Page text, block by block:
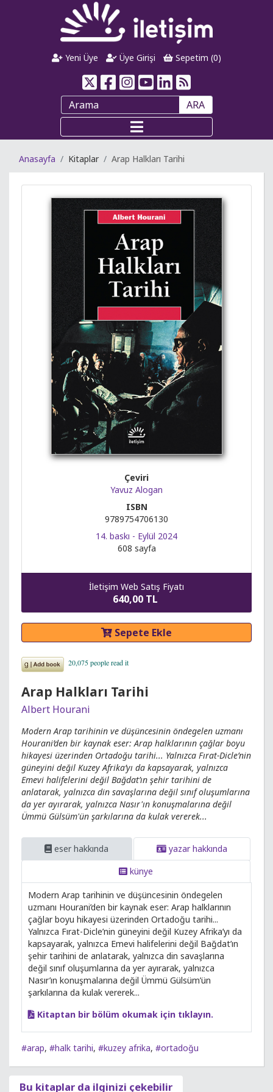
Yeni Üye Üye Girişi Sepetim (0)
ARA
Anasayfa Kitaplar Arap Halkları Tarihi
Çeviri
Yavuz Alogan
ISBN
9789754706130
14. baskı - Eylül 2024
608 sayfa
İletişim Web Satış Fiyatı
640,00 TL
Sepete Ekle
Arap Halkları Tarihi
Albert Hourani
Modern Arap tarihinin ve düşüncesinin öndegelen uzmanı
Hourani’den bir kaynak eser: Arap halklarının çağlar boyu
hikayesi üzerinden Ortadoğu tarihi... Yalnızca Fırat-Dicle’nin
güneyini değil Kuzey Afrika’yı da kapsayarak, yalnızca
Emevi halifelerini değil Bağdat’ın şehir tarihini de
anlatarak, yalnızca din savaşlarına değil sınıf oluşumlarına
da yer ayırarak, yalnızca Nasır'ın konuşmalarına değil
Ümmü Gülsüm'ün şarkılarına da kulak vererek...
eser hakkında
yazar hakkında
künye
Modern Arap tarihinin ve düşüncesinin öndegelen
uzmanı Hourani’den bir kaynak eser: Arap halklarının
çağlar boyu hikayesi üzerinden Ortadoğu tarihi...
Yalnızca Fırat-Dicle’nin güneyini değil Kuzey Afrika’yı da
kapsayarak, yalnızca Emevi halifelerini değil Bağdat’ın
şehir tarihini de anlatarak, yalnızca din savaşlarına
değil sınıf oluşumlarına da yer ayırarak, yalnızca
Nasır’ın konuşmalarına değil Ümmü Gülsüm’ün
şarkılarına da kulak vererek...
Kitaptan bir bölüm okumak için tıklayın.
#arap, #halk tarihi, #kuzey afrika, #ortadoğu
Bu kitaplar da ilginizi çekebilir